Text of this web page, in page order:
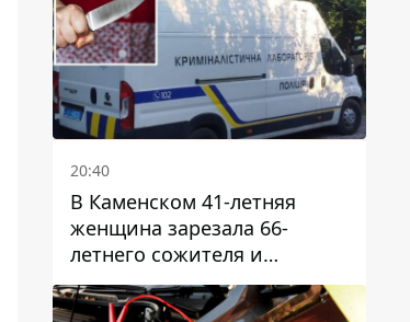
20:40
В Каменском 41-летняя
женщина зарезала 66-
летнего сожителя и
пыталась обмануть
полицейских